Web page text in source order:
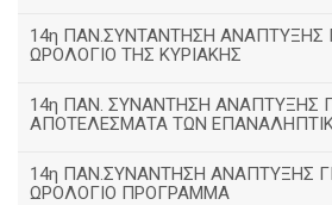
14η ΠΑΝ.ΣΥΝΤΑΝΤΗΣΗ ΑΝΑΠΤΥΞΗΣ
ΩΡΟΛΟΓΙΟ ΤΗΣ ΚΥΡΙΑΚΗΣ
14η ΠΑΝ. ΣΥΝΑΝΤΗΣΗ ΑΝΑΠΤΥΞΗΣ
ΑΠΟΤΕΛΕΣΜΑΤΑ ΤΩΝ
14η ΠΑΝ.ΣΥΝΑΝΤΗΣΗ ΑΝΑΠΤΥΞΗΣ
ΩΡΟΛΟΓΙΟ ΠΡΟΓΡΑΜΜΑ